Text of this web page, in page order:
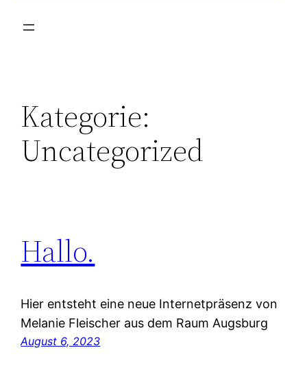
Kategorie:
Uncategorized
Hallo.
Hier entsteht eine neue Internetpräsenz von
Melanie Fleischer aus dem Raum Augsburg
August 6, 2023